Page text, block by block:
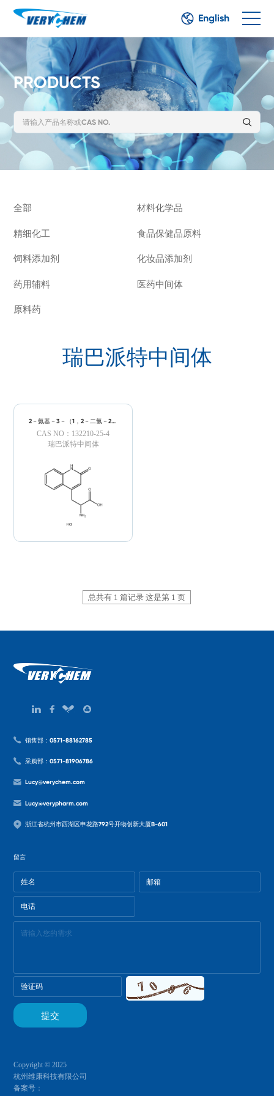
English
PRODUCTS
全部 材料化学品
精细化工 食品保健品原料
饲料添加剂 化妆品添加剂
药用辅料 医药中间体
原料药
瑞巴派特中间体
2－氨基－3－（1，2－二氢－2－
水物
CAS NO：132210-25-4
瑞巴派特中间体
总共有 1 篇记录 这是第 1 页
销售部：0571-88162785
采购部：0571-81906786
Lucy@verychem.com
Lucy@verypharm.com
浙江省杭州市西湖区申花路792号开物创新大厦B-601
留言
Copyright © 2025
杭州维康科技有限公司
备案号：